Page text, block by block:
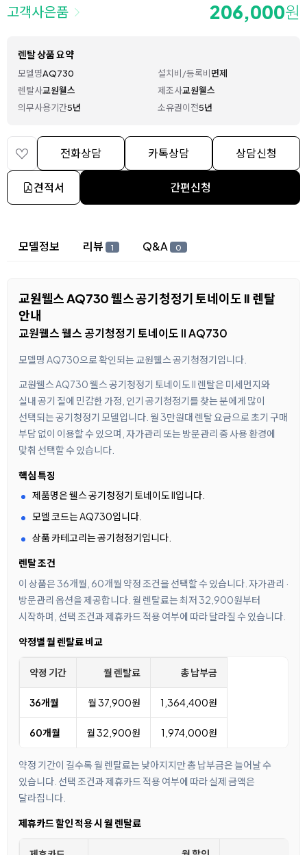
고객사은품 206,000원
렌탈 상품 요약
모델명AQ730 설치비/등록비면제
렌탈사교원웰스 제조사교원웰스
의무사용기간5년 소유권이전5년
전화상담 카톡상담 상담신청
견적서 간편신청
상세 정보
모델정보 리뷰 1 Q&A 0
교원웰스 AQ730 웰스 공기청정기 토네이도 II 렌탈
안내
교원웰스 웰스 공기청정기 토네이도 II AQ730
모델명 AQ730으로 확인되는 교원웰스 공기청정기입니다.
교원웰스 AQ730 웰스 공기청정기 토네이도 II 렌탈은 미세먼지와
실내 공기 질에 민감한 가정, 인기 공기청정기를 찾는 분에게 많이
선택되는 공기청정기 모델입니다. 월 3만원대 렌탈 요금으로 초기 구매
부담 없이 이용할 수 있으며, 자가관리 또는 방문관리 중 사용 환경에
맞춰 선택할 수 있습니다.
핵심 특징
제품명은 웰스 공기청정기 토네이도 II입니다.
모델 코드는 AQ730입니다.
상품 카테고리는 공기청정기입니다.
렌탈 조건
이 상품은 36개월, 60개월 약정 조건을 선택할 수 있습니다. 자가관리 ·
방문관리 옵션을 제공합니다. 월 렌탈료는 최저 32,900원부터
시작하며, 선택 조건과 제휴카드 적용 여부에 따라 달라질 수 있습니다.
약정별 월 렌탈료 비교
약정 기간 월 렌탈료 총 납부금
36개월 월 37,900원 1,364,400원
60개월 월 32,900원 1,974,000원
약정 기간이 길수록 월 렌탈료는 낮아지지만 총 납부금은 늘어날 수
있습니다. 선택 조건과 제휴카드 적용 여부에 따라 실제 금액은
달라집니다.
제휴카드 할인 적용 시 월 렌탈료